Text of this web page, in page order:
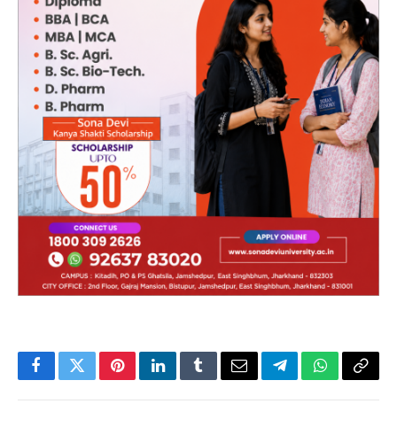
FacebookTwitterPinterestLinkedInTumblrEmailTelegramWhatsApp
Copy